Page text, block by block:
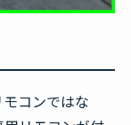
コンではな